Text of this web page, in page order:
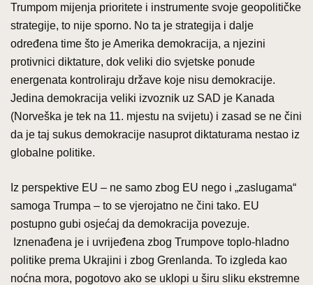
Trumpom mijenja prioritete i instrumente svoje geopolitičke
strategije, to nije sporno. No ta je strategija i dalje
određena time što je Amerika demokracija, a njezini
protivnici diktature, dok veliki dio svjetske ponude
energenata kontroliraju države koje nisu demokracije.
Jedina demokracija veliki izvoznik uz SAD je Kanada
(Norveška je tek na 11. mjestu na svijetu) i zasad se ne čini
da je taj sukus demokracije nasuprot diktaturama nestao iz
globalne politike.
Iz perspektive EU – ne samo zbog EU nego i „zaslugama“
samoga Trumpa – to se vjerojatno ne čini tako. EU
postupno gubi osjećaj da demokracija povezuje.
Iznenađena je i uvrijeđena zbog Trumpove toplo-hladno
politike prema Ukrajini i zbog Grenlanda. To izgleda kao
noćna mora, pogotovo ako se uklopi u širu sliku ekstremne